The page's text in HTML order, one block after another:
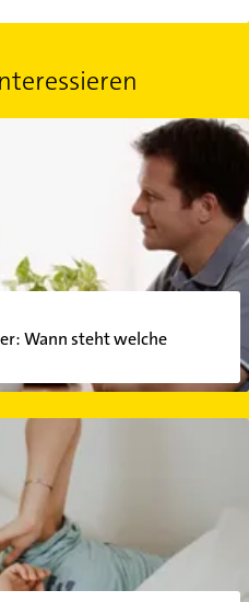
Wann steht welche
steht welche
Sie dagegen tun